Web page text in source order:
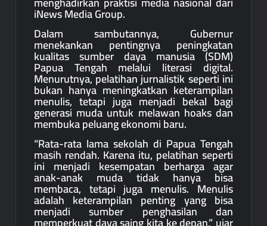
iNews Media Group.
Dalam sambutannya, Gubernur
menekankan pentingnya peningkatan
kualitas sumber daya manusia (SDM)
Papua Tengah melalui literasi digital.
Menurutnya, pelatihan jurnalistik seperti ini
bukan hanya meningkatkan keterampilan
menulis, tetapi juga menjadi bekal bagi
generasi muda untuk melawan hoaks dan
membuka peluang ekonomi baru.
“Rata-rata lama sekolah di Papua Tengah
masih rendah. Karena itu, pelatihan seperti
ini menjadi kesempatan berharga agar
anak-anak muda tidak hanya bisa
membaca, tetapi juga menulis. Menulis
adalah keterampilan penting yang bisa
menjadi sumber penghasilan dan